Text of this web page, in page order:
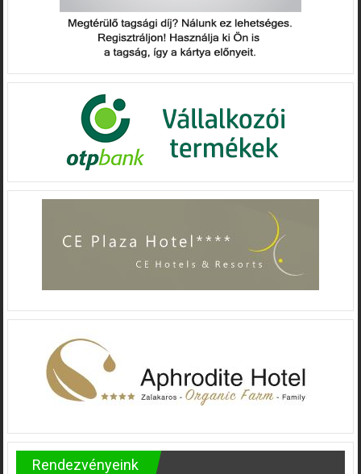
Rendezvényeink